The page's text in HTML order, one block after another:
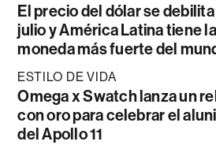
El precio del dólar se
julio y América Latina tiene la
moneda más fuerte del
ESTILO DE VIDA
Omega x Swatch lanza un
con oro para celebrar el
del Apollo 11